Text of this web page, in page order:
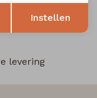
levering
Opslaan
Instellen